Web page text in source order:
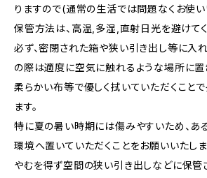
りますので(通常の生活では問題なくお使い
保管方法は、高温,多湿,直射日光を避けてく
必ず、密閉された箱や狭い引き出し等に入
の際は適度に空気に触れるような場所に置
柔らかい布等で優しく拭いていただくこと
ます。
特に夏の暑い時期には傷みやすいため、あ
環境へ置いていただくことをお願いいたしま
やむを得ず空間の狭い引き出しなどに保